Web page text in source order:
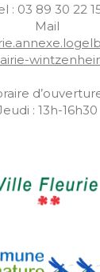
: 03 89 30 22
Mail
: 13h-16h30